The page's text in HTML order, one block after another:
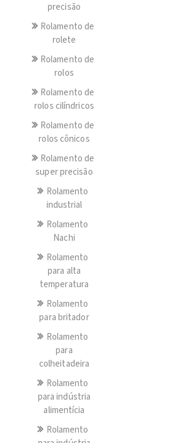
precisão
Rolamento de
rolete
Rolamento de
rolos
Rolamento de
rolos cilíndricos
Rolamento de
rolos cônicos
Rolamento de
super precisão
Rolamento
industrial
Rolamento
Nachi
Rolamento
para alta
temperatura
Rolamento
para britador
Rolamento
para
colheitadeira
Rolamento
para indústria
alimentícia
Rolamento